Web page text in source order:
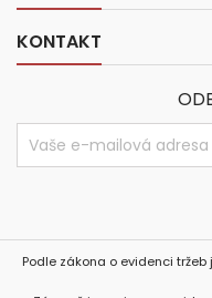
KONTAKT
Podle zákona o evidenci